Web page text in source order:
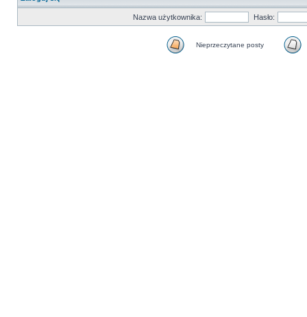
Nazwa użytkownika: Hasło:
Nieprzeczytane posty